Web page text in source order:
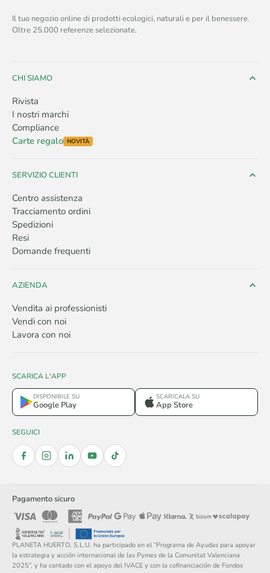
Il tuo negozio online di prodotti ecologici, naturali e per il benessere.
Oltre 25.000 referenze selezionate.
CHI SIAMO
Rivista
I nostri marchi
Compliance
Carte regalo NOVITÀ
SERVIZIO CLIENTI
Centro assistenza
Tracciamento ordini
Spedizioni
Resi
Domande frequenti
AZIENDA
Vendita ai professionisti
Vendi con noi
Lavora con noi
SCARICA L'APP
DISPONIBILE SU
Google Play
SCARICALA SU
App Store
SEGUICI
Pagamento sicuro
PLANETA HUERTO, S.L.U. ha participado en el “Programa de Ayudas para apoyar
la estrategia y acción internacional de las Pymes de la Comunitat Valenciana
2025”, y ha contado con el apoyo del IVACE y con la cofinanciación de Fondos